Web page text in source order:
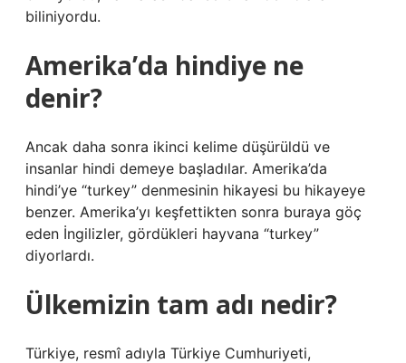
biliniyordu.
Amerika’da hindiye ne
denir?
Ancak daha sonra ikinci kelime düşürüldü ve
insanlar hindi demeye başladılar. Amerika’da
hindi’ye “turkey” denmesinin hikayesi bu hikayeye
benzer. Amerika’yı keşfettikten sonra buraya göç
eden İngilizler, gördükleri hayvana “turkey”
diyorlardı.
Ülkemizin tam adı nedir?
Türkiye, resmî adıyla Türkiye Cumhuriyeti,